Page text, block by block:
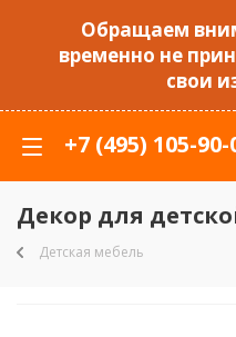
Обращаем
временно не
свои
+7 (495) 105-90-
Декор для
Детская мебель